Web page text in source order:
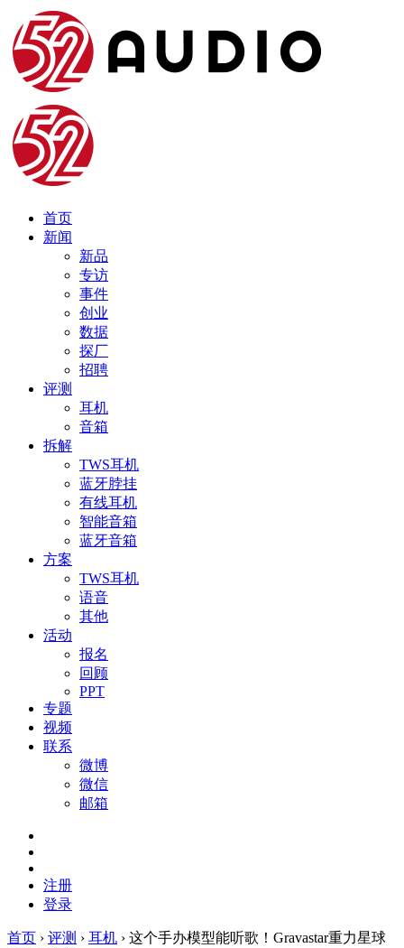
首页
新闻
新品
专访
事件
创业
数据
探厂
招聘
评测
耳机
音箱
拆解
TWS耳机
蓝牙脖挂
有线耳机
智能音箱
蓝牙音箱
方案
TWS耳机
语音
其他
活动
报名
回顾
PPT
专题
视频
联系
微博
微信
邮箱
注册
登录
首页 › 评测 › 耳机 › 这个手办模型能听歌！Gravastar重力星球